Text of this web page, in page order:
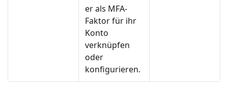
er als MFA-
Faktor für ihr
Konto
verknüpfen
oder
konfigurieren.